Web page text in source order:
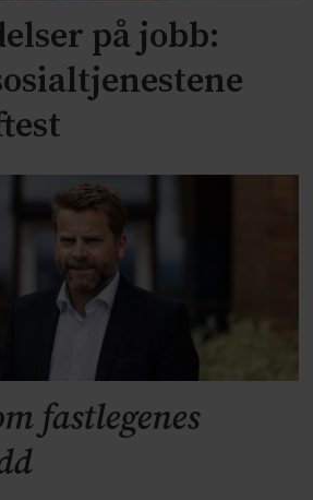
på jobb:
fastlegenes